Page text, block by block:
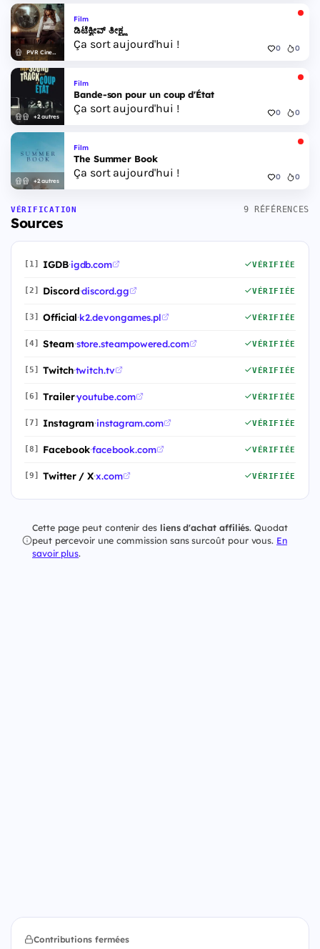
PVR Cinemas
Film
ಡಿಟೆಕ್ವೀವ್ ತೀಕ್ಷ್ಣ
Ça sort aujourd'hui ! 0 0
+2 autres
Film
Bande-son pour un coup d'État
Ça sort aujourd'hui ! 0 0
+2 autres
Film
The Summer Book
Ça sort aujourd'hui ! 0 0
VÉRIFICATION
Sources
9 RÉFÉRENCES
[1] IGDB·igdb.com VÉRIFIÉE
[2] Discord·discord.gg VÉRIFIÉE
[3] Official·k2.devongames.pl VÉRIFIÉE
[4] Steam·store.steampowered.com VÉRIFIÉE
[5] Twitch·twitch.tv VÉRIFIÉE
[6] Trailer·youtube.com VÉRIFIÉE
[7] Instagram·instagram.com VÉRIFIÉE
[8] Facebook·facebook.com VÉRIFIÉE
[9] Twitter / X·x.com VÉRIFIÉE
Cette page peut contenir des liens d'achat affiliés. Quodat
peut percevoir une commission sans surcoût pour vous. En
savoir plus.
Contributions fermées